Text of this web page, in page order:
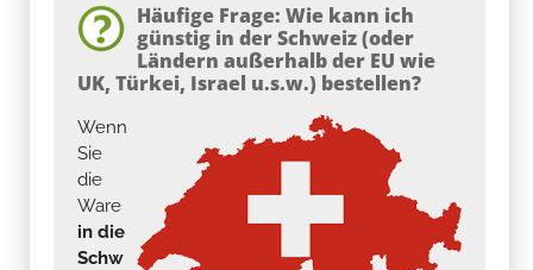
Häufige Frage: Wie kann ich
günstig in der Schweiz (oder
Ländern außerhalb der EU wie
UK, Türkei, Israel u.s.w.) bestellen?
Wenn
Sie
die
Ware
in die
Schw